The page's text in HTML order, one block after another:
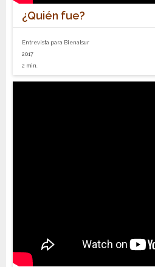
¿Quién fue?
Entrevista para Bienalsur
2017
2 min.